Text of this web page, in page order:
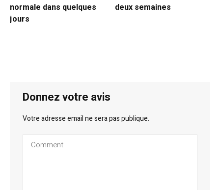
normale dans quelques
jours
deux semaines
Donnez votre avis
Votre adresse email ne sera pas publique.